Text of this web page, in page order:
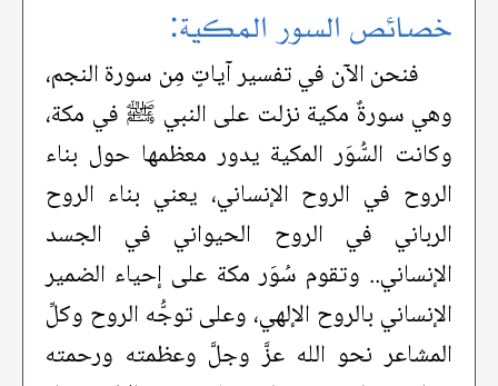
خصائص السور المكية:
فنحن الآن في تفسير آياتٍ مِن سورة النجم،
وهي سورةٌ مكية نزلت على النبي ﷺ في مكة،
وكانت السُّوَر المكية يدور معظمها حول بناء
الروح في الروح الإنساني، يعني بناء الروح
الرباني في الروح الحيواني في الجسد
الإنساني.. وتقوم سُوَر مكة على إحياء الضمير
الإنساني بالروح الإلهي، وعلى توجُّه الروح وكلِّ
المشاعر نحو الله عزَّ وجلَّ وعظمته ورحمته